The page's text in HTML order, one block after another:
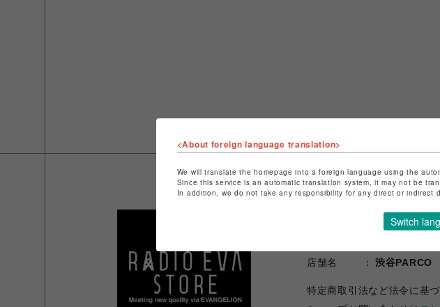
店舗名
渋谷PARCO
特定商取引法など法令に基
<About foreign language translation>
We will translate the homepage into a foreign language using the
Since this service is an automatic translation system, it may not be
In addition, we do not take any responsibility for any direct or indirect
Switch